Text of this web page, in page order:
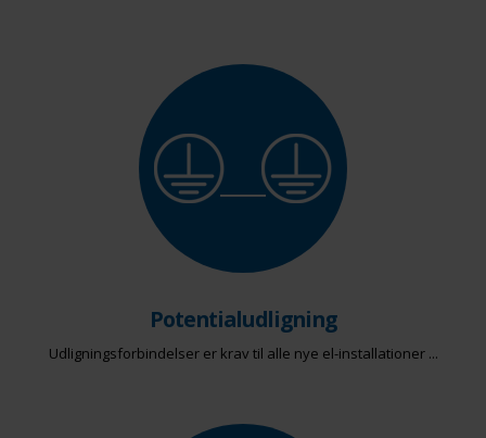
Potentialudligning
Udligningsforbindelser er krav til alle nye el-installationer ...